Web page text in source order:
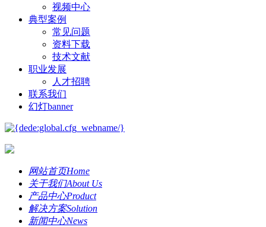
视频中心
典型案例
常见问题
资料下载
技术文献
职业发展
人才招聘
联系我们
幻灯banner
网站首页Home
关于我们About Us
产品中心Product
解决方案Solution
新闻中心News